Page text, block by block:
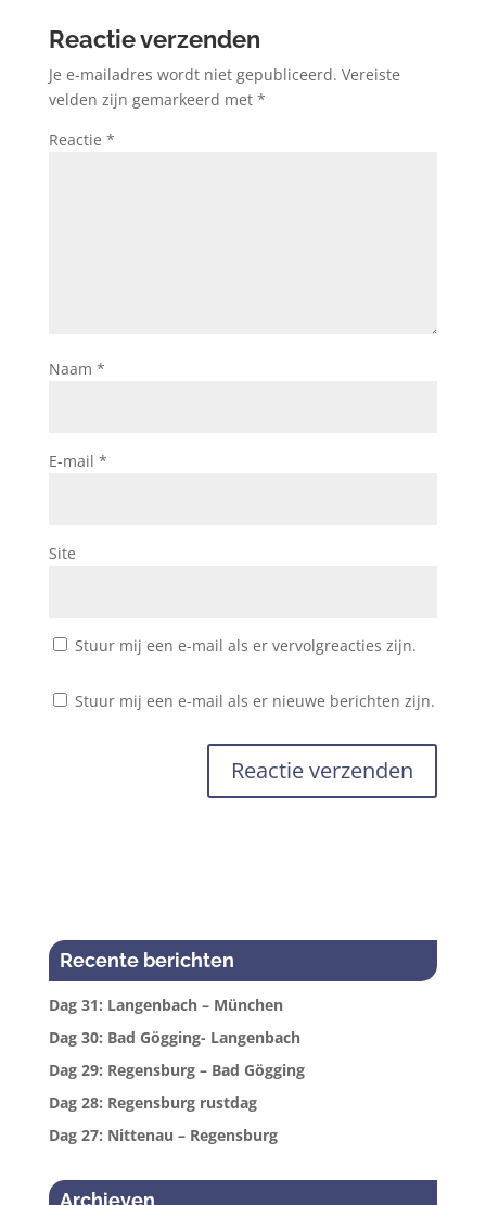
Reactie verzenden
Je e-mailadres wordt niet gepubliceerd. Vereiste
velden zijn gemarkeerd met *
Reactie *
Naam *
E-mail *
Site
Stuur mij een e-mail als er vervolgreacties zijn.
Stuur mij een e-mail als er nieuwe berichten zijn.
Recente berichten
Dag 31: Langenbach – München
Dag 30: Bad Gögging- Langenbach
Dag 29: Regensburg – Bad Gögging
Dag 28: Regensburg rustdag
Dag 27: Nittenau – Regensburg
Archieven